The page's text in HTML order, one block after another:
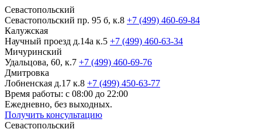
Севастопольский
Севастопольский пр. 95 б, к.8 +7 (499) 460-69-84
Калужская
Научный проезд д.14а к.5 +7 (499) 460-63-34
Мичуринский
Удальцова, 60, к.7 +7 (499) 460-69-76
Дмитровка
Лобненская д.17 к.8 +7 (499) 450-63-77
Время работы: с 08:00 до 22:00
Ежедневно, без выходных.
Получить консультацию
Севастопольский